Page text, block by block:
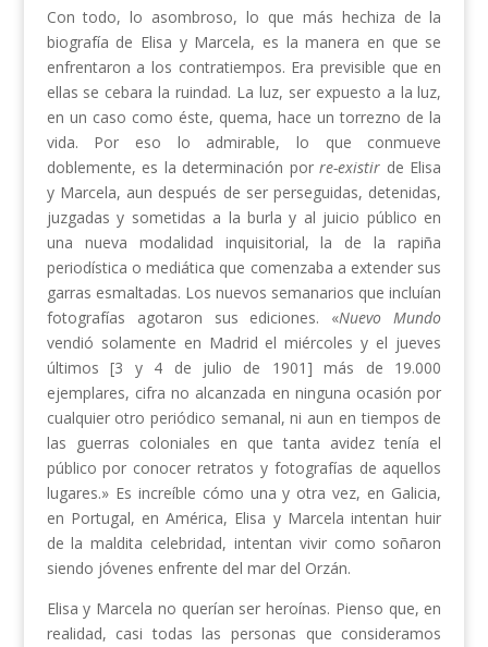
Con todo, lo asombroso, lo que más hechiza de la
biografía de Elisa y Marcela, es la manera en que se
enfrentaron a los contratiempos. Era previsible que en
ellas se cebara la ruindad. La luz, ser expuesto a la luz,
en un caso como éste, quema, hace un torrezno de la
vida. Por eso lo admirable, lo que conmueve
doblemente, es la determinación porre-existir de Elisa
y Marcela, aun después de ser perseguidas, detenidas,
juzgadas y sometidas a la burla y al juicio público en
una nueva modalidad inquisitorial, la de la rapiña
periodística o mediática que comenzaba a extender sus
garras esmaltadas. Los nuevos semanarios que incluían
fotografías agotaron sus ediciones. «Nuevo Mundo
vendió solamente en Madrid el miércoles y el jueves
últimos [3 y 4 de julio de 1901] más de 19.000
ejemplares, cifra no alcanzada en ninguna ocasión por
cualquier otro periódico semanal, ni aun en tiempos de
las guerras coloniales en que tanta avidez tenía el
público por conocer retratos y fotografías de aquellos
lugares.» Es increíble cómo una y otra vez, en Galicia,
en Portugal, en América, Elisa y Marcela intentan huir
de la maldita celebridad, intentan vivir como soñaron
siendo jóvenes enfrente del mar del Orzán.
Elisa y Marcela no querían ser heroínas. Pienso que, en
realidad, casi todas las personas que consideramos